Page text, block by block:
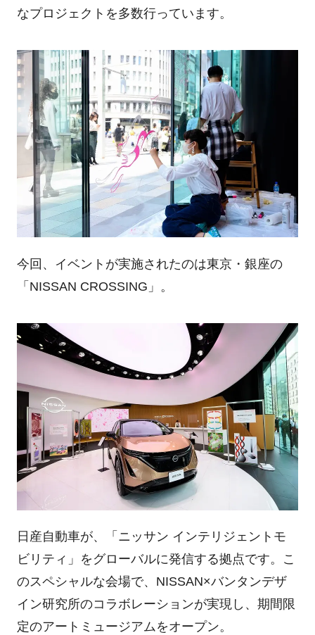
なプロジェクトを多数行っています。
今回、イベントが実施されたのは東京・銀座の
「NISSAN CROSSING」。
日産自動車が、「ニッサン インテリジェントモ
ビリティ」をグローバルに発信する拠点です。こ
のスペシャルな会場で、NISSAN×バンタンデザ
イン研究所のコラボレーションが実現し、期間限
定のアートミュージアムをオープン。